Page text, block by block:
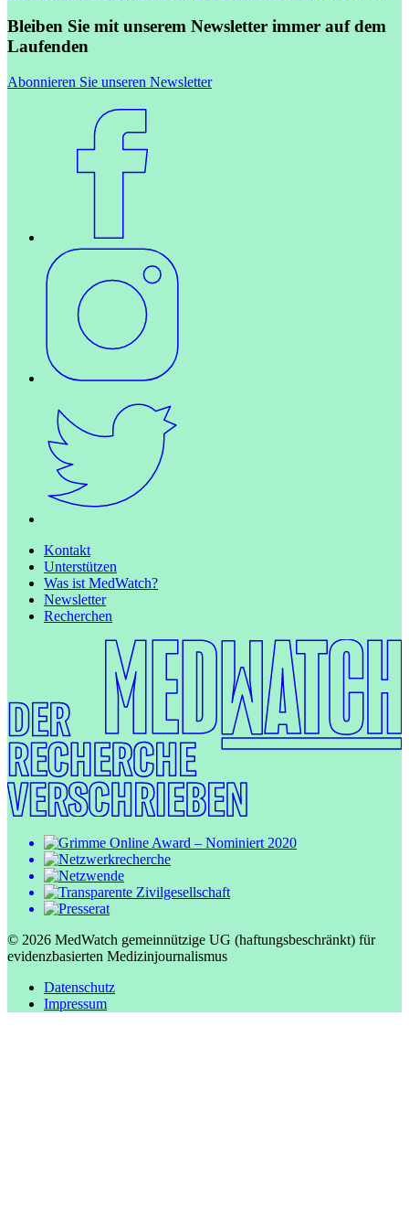
Bleiben Sie mit unserem Newsletter immer auf dem
Laufenden
Abonnieren Sie unseren Newsletter
Kontakt
Unterstützen
Was ist MedWatch?
Newsletter
Recherchen
© 2026 MedWatch gemeinnützige UG (haftungsbeschränkt) für
evidenzbasierten Medizinjournalismus
Datenschutz
Impressum